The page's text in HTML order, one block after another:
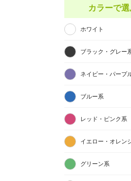
カラーで
ホワイト
ブラック・グレー
ネイビー・パープ
ブルー系
レッド・ピンク系
イエロー・オレン
グリーン系